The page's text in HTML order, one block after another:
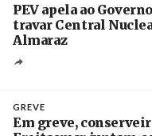
PEV apela ao
travar Central
Almaraz
GREVE
Em greve,